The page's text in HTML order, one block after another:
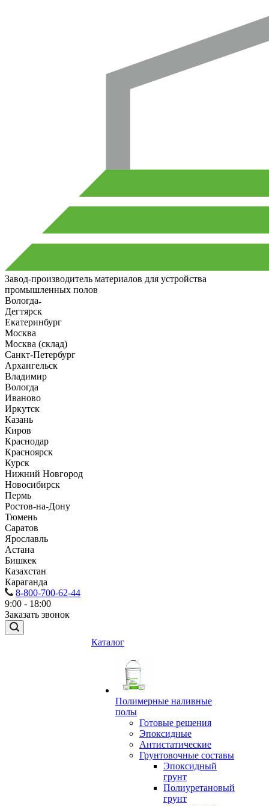
Завод-производитель материалов для устройства
промышленных полов
Вологда
Дегтярск
Екатеринбург
Москва
Москва (склад)
Санкт-Петербург
Архангельск
Владимир
Вологда
Иваново
Иркутск
Казань
Киров
Краснодар
Красноярск
Курск
Нижний Новгород
Новосибирск
Пермь
Ростов-на-Дону
Тюмень
Саратов
Ярославль
Астана
Бишкек
Казахстан
Караганда
8-800-700-62-44
9:00 - 18:00
Заказать звонок
Каталог
Полимерные наливные
полы
Готовые решения
Эпоксидные
Антистатические
Грунтовочные составы
Эпоксидный
грунт
Полиуретановый
грунт